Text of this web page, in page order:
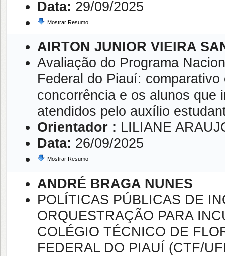
Data: 29/09/2025
Mostrar Resumo
AIRTON JUNIOR VIEIRA
Avaliação do Programa
Federal do Piauí:
concorrência e os alunos que
atendidos pelo auxílio
Orientador : LILIANE
Data: 26/09/2025
Mostrar Resumo
ANDRÉ BRAGA NUNES
POLÍTICAS PÚBLICAS DE
ORQUESTRAÇÃO PARA
COLÉGIO TÉCNICO DE
FEDERAL DO PIAUÍ (CTF/